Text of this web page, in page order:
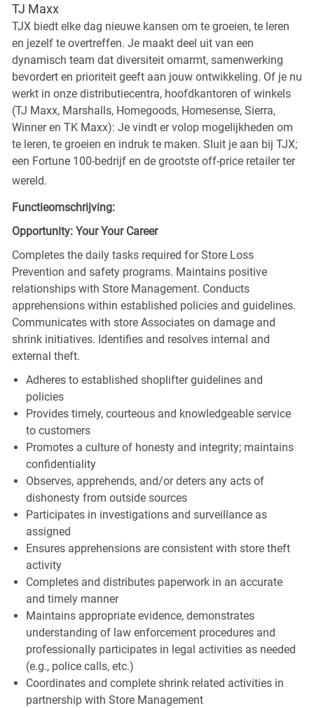
TJ Maxx
TJX biedt elke dag nieuwe kansen om te groeien, te leren
en jezelf te overtreffen. Je maakt deel uit van een
dynamisch team dat diversiteit omarmt, samenwerking
bevordert en prioriteit geeft aan jouw ontwikkeling. Of je nu
werkt in onze distributiecentra, hoofdkantoren of winkels
(TJ Maxx, Marshalls, Homegoods, Homesense, Sierra,
Winner en TK Maxx): Je vindt er volop mogelijkheden om
te leren, te groeien en indruk te maken. Sluit je aan bij TJX;
een Fortune 100-bedrijf en de grootste off-price retailer ter
wereld.
Functieomschrijving:
Opportunity: Your Your Career
Completes the daily tasks required for Store Loss
Prevention and safety programs. Maintains positive
relationships with Store Management. Conducts
apprehensions within established policies and guidelines.
Communicates with store Associates on damage and
shrink initiatives. Identifies and resolves internal and
external theft.
Adheres to established shoplifter guidelines and
policies
Provides timely, courteous and knowledgeable service
to customers
Promotes a culture of honesty and integrity; maintains
confidentiality
Observes, apprehends, and/or deters any acts of
dishonesty from outside sources
Participates in investigations and surveillance as
assigned
Ensures apprehensions are consistent with store theft
activity
Completes and distributes paperwork in an accurate
and timely manner
Maintains appropriate evidence, demonstrates
understanding of law enforcement procedures and
professionally participates in legal activities as needed
(e.g., police calls, etc.)
Coordinates and complete shrink related activities in
partnership with Store Management